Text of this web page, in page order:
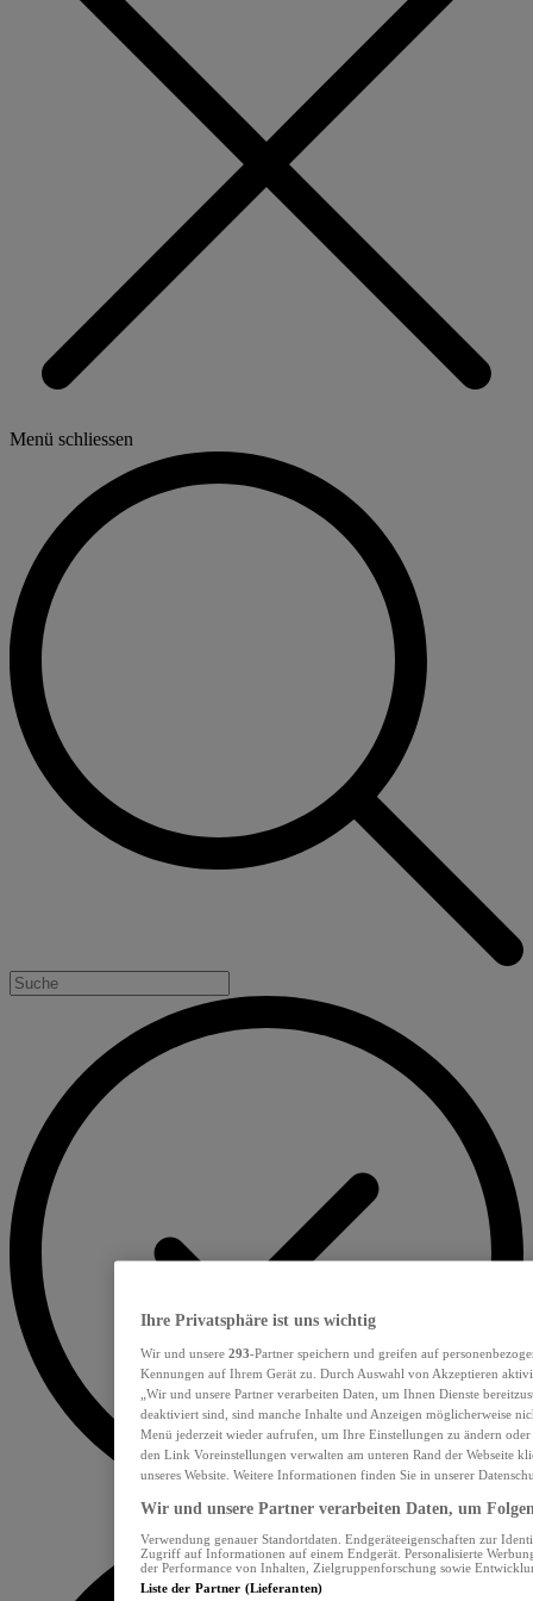
Menü schliessen
Ihre Privatsphäre ist uns wichtig
Wir und unsere 293-Partner speichern und greifen auf
Kennungen auf Ihrem Gerät zu. Durch Auswahl von Akzeptieren
„Wir und unsere Partner verarbeiten Daten, um Ihnen Dienste
deaktiviert sind, sind manche Inhalte und Anzeigen möglicherweise
Menü jederzeit wieder aufrufen, um Ihre Einstellungen zu ändern
den Link Voreinstellungen verwalten am unteren Rand der Webseite
unseres Website. Weitere Informationen finden Sie in unserer
Wir und unsere Partner verarbeiten Daten, um
Verwendung genauer Standortdaten. Endgeräteeigenschaften zur
Zugriff auf Informationen auf einem Endgerät. Personalisierte
der Performance von Inhalten, Zielgruppenforschung sowie
Liste der Partner (Lieferanten)